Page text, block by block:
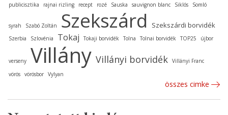
publicisztika
rajnai rizling recept rozé Sauska sauvignon blanc Siklós Somló
syrah Szabó Zoltán Szekszárd Szekszárdi borvidék
Szerbia Szlovénia Tokaj Tokaji borvidék Tolna Tolnai borvidék TOP25 újbor
verseny Villány Villányi borvidék Villányi Franc
vörös vörösbor Vylyan
összes cimke